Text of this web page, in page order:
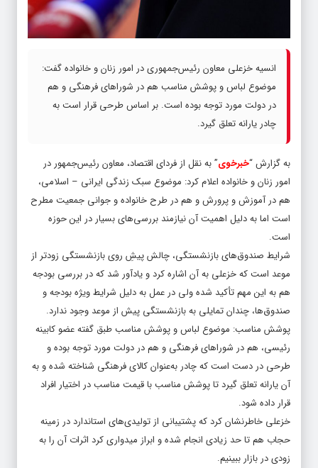
انسیه خزعلی معاون رئیس‌جمهوری در امور زنان و خانواده گفت:
موضوع لباس و پوشش مناسب هم در شوراهای فرهنگی و هم
در دولت مورد توجه بوده است. بر اساس طرحی قرار است به
چادر یارانه تعلق گیرد.
به گزارش “خبرخوی” به نقل از فردای اقتصاد، معاون رئیس‌جمهور در
امور زنان و خانواده اعلام کرد: موضوع سبک زندگی ایرانی – اسلامی،
هم در آموزش و پرورش و هم در طرح خانواده و جوانی جمعیت مطرح
است اما به دلیل اهمیت آن نیازمند بررسی‌های بسیار در این حوزه
است.
شرایط صندوق‌های بازنشستگی، چالش پیش‌ِ روی بازنشستگی زودتر از
موعد است که خزعلی به آن اشاره کرد و یادآور شد که در بررسی بودجه
هم به این مهم تأکید شده ولی در عمل به دلیل شرایط ویژه بودجه و
صندوق‌ها، چندان تمایلی به بازنشستگی پیش از موعد وجود ندارد.
پوشش مناسب: موضوع لباس و پوشش مناسب طبق گفته عضو کابینه
رئیسی، هم در شوراهای فرهنگی و هم در دولت مورد توجه بوده و
طرحی در دست است که چادر به‌عنوان کالای فرهنگی شناخته شده و به
آن یارانه تعلق گیرد تا پوشش مناسب با قیمت مناسب در اختیار افراد
قرار داده شود.
خزعلی خاطرنشان کرد که پشتیبانی از تولیدی‌های استاندارد در زمینه
حجاب هم تا حد زیادی انجام شده و ابراز میدواری کرد اثرات آن را به
زودی در بازار ببینیم.